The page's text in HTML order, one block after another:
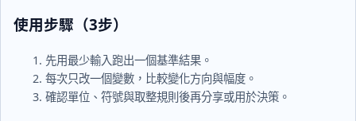
使用步驟（3步）
先用最少輸入跑出一個基準結果。
每次只改一個變數，比較變化方向與幅度。
確認單位、符號與取整規則後再分享或用於決策。